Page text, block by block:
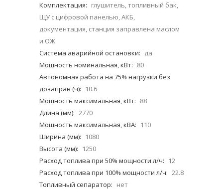
Комплектация: глушитель, топливный бак,
ЩУ с цифровой панелью, АКБ,
документация, станция заправлена маслом
и ОЖ
Система аварийной остановки: да
Мощность номинальная, кВт: 80
Автономная работа на 75% нагрузки без
дозаправ (ч):
10.6
Мощность максимальная, кВт: 88
Длина (мм): 2770
Мощность максимальная, кВА:
110
Ширина (мм):
1080
Высота (мм):
1250
Расход топлива при 50% мощности л/ч:
12
Расход топлива при 100% мощности л/ч: 22.8
Топливный сепаратор: нет